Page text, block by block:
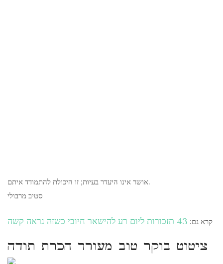
אושר אינו היעדר בעיות; זו היכולת להתמודד איתם.
סטיב מרבולי
קרא גם: 43 תזכורות ליום רע להישאר חיובי כשזה נראה קשה
ציטוט בוקר טוב מעורר הכרת תודה